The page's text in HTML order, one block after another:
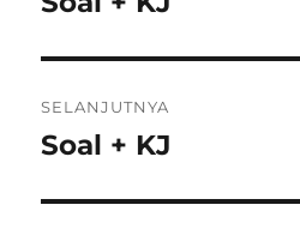
SELANJUTNYA
Pos
Soal + KJ